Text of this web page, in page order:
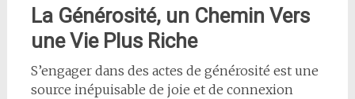
La Générosité, un Chemin Vers
une Vie Plus Riche
S’engager dans des actes de générosité est une
source inépuisable de joie et de connexion